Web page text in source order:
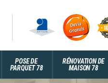
POSE DE
PARQUET 78
RÉNOVATION DE
MAISON 78